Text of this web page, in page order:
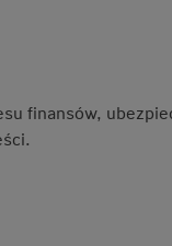
finansów,